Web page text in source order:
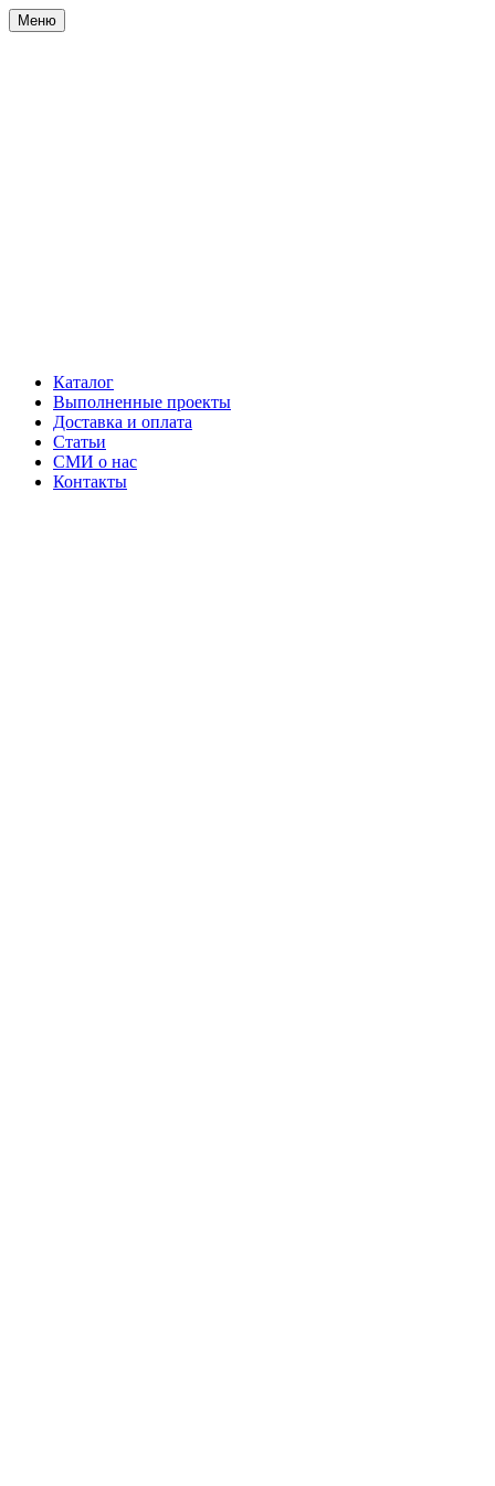
Меню
Каталог
Выполненные проекты
Доставка и оплата
Статьи
СМИ о нас
Контакты